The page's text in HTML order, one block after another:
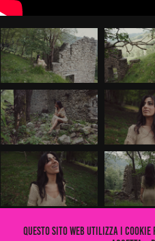
Questo sito web utilizza i